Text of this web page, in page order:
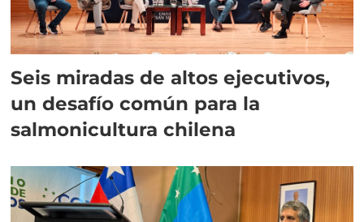
Seis miradas de altos ejecutivos,
un desafío común para la
salmonicultura chilena